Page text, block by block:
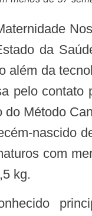
da
além da
pelo contato
do Método
nascido
com
kg.